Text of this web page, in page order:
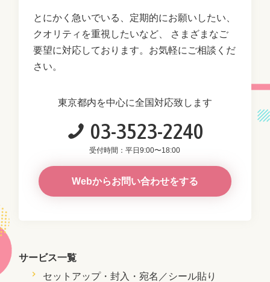
とにかく急いでいる、定期的にお願いしたい、
クオリティを重視したいなど、
さまざまなご
要望に対応しております。お気軽にご相談くだ
さい。
東京都内を中心に全国対応致します
03-3523-2240
受付時間：平日9:00〜18:00
Webからお問い合わせをする
サービス一覧
セットアップ・封入・宛名／シール貼り